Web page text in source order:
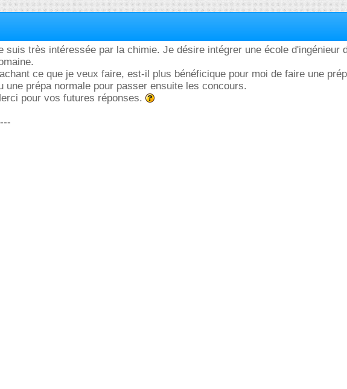
suis très intéressée par la chimie. Je désire intégrer une école d'ingénieur
ce que je veux faire, est-il plus bénéficique pour moi de faire une
une prépa normale pour passer ensuite les concours.
pour vos futures réponses.